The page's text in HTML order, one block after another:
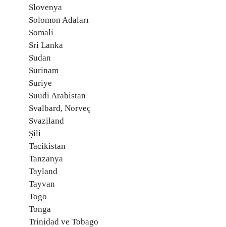
Slovenya
Solomon Adaları
Somali
Sri Lanka
Sudan
Surinam
Suriye
Suudi Arabistan
Svalbard, Norveç
Svaziland
Şili
Tacikistan
Tanzanya
Tayland
Tayvan
Togo
Tonga
Trinidad ve Tobago